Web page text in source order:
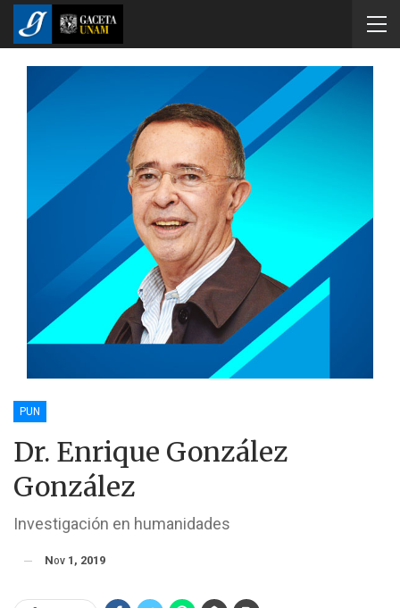
PUN
Dr. Enrique González
González
Investigación en humanidades
Nov 1, 2019